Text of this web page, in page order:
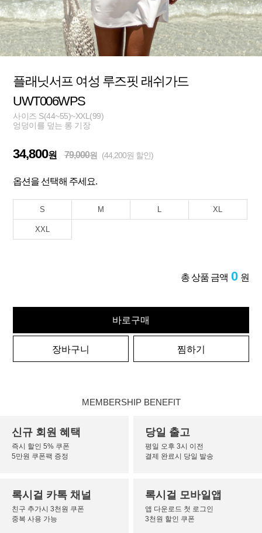
플래닛서프 여성 루즈핏 래쉬가드
UWT006WPS
사이즈 S(44~55)~XXL(99)
엉덩이를 덮는 롱 기장
34,800원 79,000원 (44,200원 할인)
옵션을 선택해 주세요.
S M L XL
XXL
총 상품 금액 0 원
바로구매
장바구니 찜하기
MEMBERSHIP BENEFIT
신규 회원 혜택
즉시 할인 5% 쿠폰
5만원 쿠폰팩 증정
당일 출고
평일 오후 3시 이전
결제 완료시 당일 발송
록시걸 카톡 채널
친구 추가시 3천원 쿠폰
중복 사용 가능
록시걸 모바일앱
앱 다운로드 첫 로그인
3천원 할인 쿠폰